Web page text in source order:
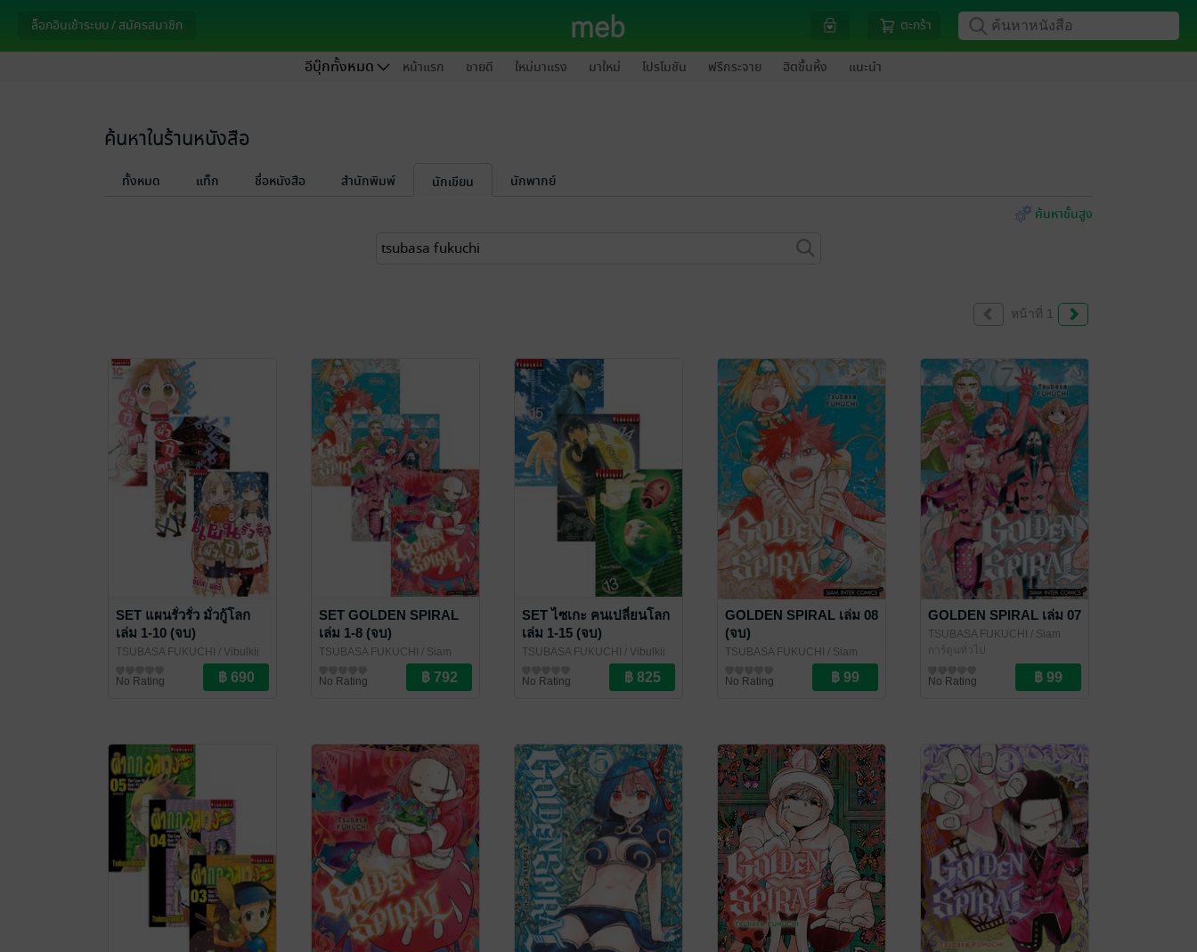
ล็อกอินเข้าระบบ / สมัครสมาชิก ตะกร้า
อีบุ๊กทั้งหมด หน้าแรก ขายดี ใหม่มาแรง มาใหม่ โปรโมชัน ฟรีกระจาย ฮิตขึ้นหิ้ง แนะนำ
ค้นหาในร้านหนังสือ
ทั้งหมด แท็ก ชื่อหนังสือ สำนักพิมพ์ นักเขียน
นักพากย์
ค้นหาขั้นสูง
หน้าที่ 1
SET แผนรั่วรั่ว มั่วกู้โลก
เล่ม 1-10 (จบ)
TSUBASA FUKUCHI
/ Vibulkij
No Rating
SET GOLDEN SPIRAL
เล่ม 1-8 (จบ)
TSUBASA FUKUCHI
/ Siam
No Rating
SET ไซเกะ ฅนเปลี่ยนโลก
เล่ม 1-15 (จบ)
TSUBASA FUKUCHI
/ Vibulkij
No Rating
GOLDEN SPIRAL เล่ม 08
(จบ)
TSUBASA FUKUCHI
/ Siam
No Rating
GOLDEN SPIRAL เล่ม 07
TSUBASA FUKUCHI
/ Siam
Inter Comics
การ์ตูนทั่วไป
No Rating